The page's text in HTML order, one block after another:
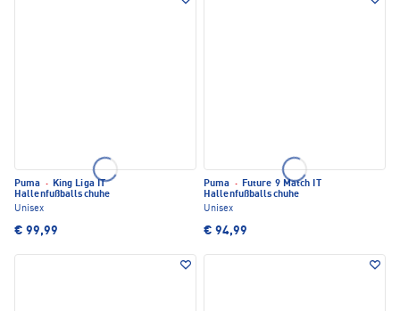
Puma · King Liga IT
Hallenfußballschuhe
Unisex
€ 99,99
Puma · Future 9 Match IT
Hallenfußballschuhe
Unisex
€ 94,99